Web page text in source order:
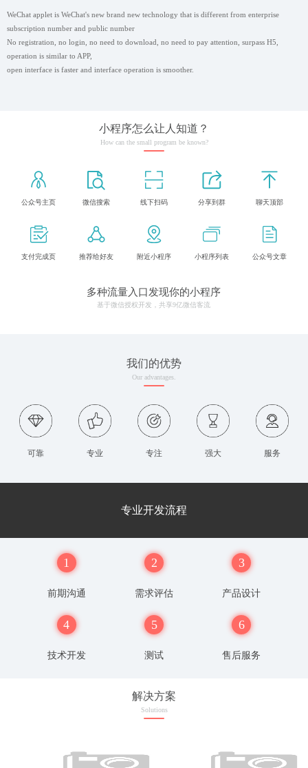
WeChat applet is WeChat's new brand new technology that is different from enterprise
subscription number and public number
No registration, no login, no need to download, no need to pay attention, surpass H5,
operation is similar to APP,
open interface is faster and interface operation is smoother.
小程序怎么让人知道？
How can the small program be known?
公众号主页 微信搜索 线下扫码 分享到群 聊天顶部
支付完成页 推荐给好友 附近小程序 小程序列表 公众号文章
多种流量入口发现你的小程序
基于微信授权开发，共享9亿微信客流
我们的优势
Our advantages.
可靠 专业 专注 强大 服务
专业开发流程
1
前期沟通
2
需求评估
3
产品设计
4
技术开发
5
测试
6
售后服务
解决方案
Solutions